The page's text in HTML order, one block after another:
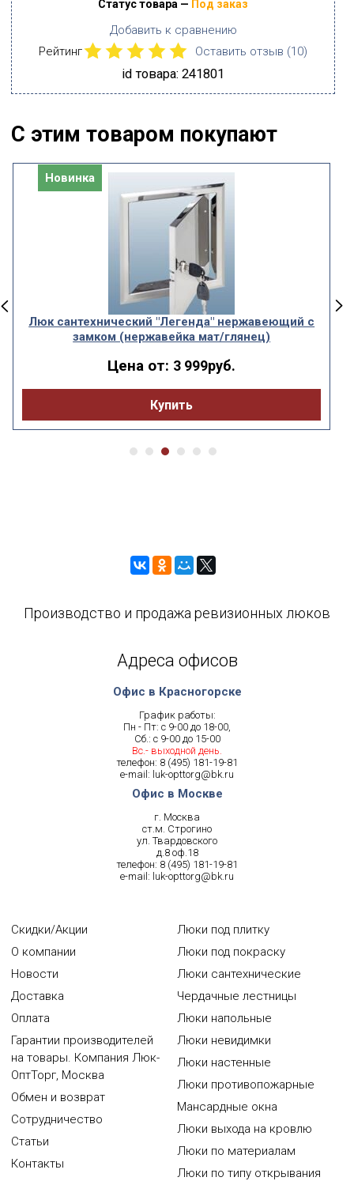
Статус товара — Под заказ
Добавить к сравнению
Рейтинг
Оставить отзыв (10)
id товара: 241801
С этим товаром покупают
Новинка
Люк сантехнический "Легенда" нержавеющий с
замком (нержавейка мат/глянец)
Цена от: 3 999руб.
Купить
Производство и продажа ревизионных люков
Адреса офисов
Офис в Красногорске
График работы:
Пн - Пт: с 9-00 до 18-00,
Сб.: с 9-00 до 15-00
Вс.- выходной день.
телефон: 8 (495) 181-19-81
e-mail: luk-opttorg@bk.ru
Офис в Москве
г. Москва
ст.м. Строгино
ул. Твардовского
д.8 оф.18
телефон: 8 (495) 181-19-81
e-mail: luk-opttorg@bk.ru
Скидки/Акции
О компании
Новости
Доставка
Оплата
Гарантии производителей
на товары. Компания Люк-
ОптТорг, Москва
Обмен и возврат
Сотрудничество
Статьи
Контакты
Люки под плитку
Люки под покраску
Люки сантехнические
Чердачные лестницы
Люки напольные
Люки невидимки
Люки настенные
Люки противопожарные
Мансардные окна
Люки выхода на кровлю
Люки по материалам
Люки по типу открывания